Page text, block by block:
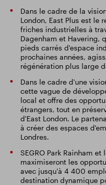
Dans le cadre de la
London, East Plus est le
friches industrielles à
Dagenham et Havering,
pieds carrés d'espace
prochaines années,
régénération plus large
Dans le cadre d'une
cette vague de
local et offre des
étrangers, tout en
d'East London. Le
à créer des espaces
Londres.
SEGRO Park Rainham
maximiseront les
avec jusqu'à 4 400
destination dynamique